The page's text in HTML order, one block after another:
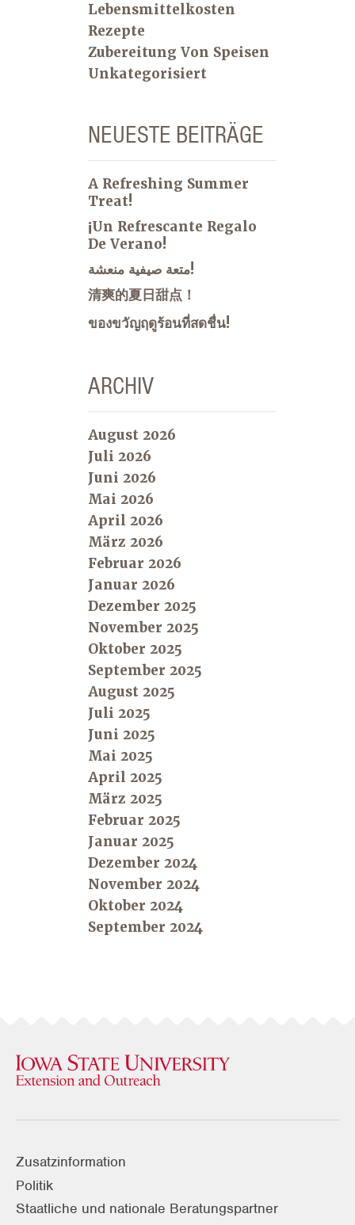
Lebensmittelkosten
Rezepte
Zubereitung Von Speisen
Unkategorisiert
NEUESTE BEITRÄGE
A Refreshing Summer
Treat!
¡Un Refrescante Regalo
De Verano!
متعة صيفية منعشة!
清爽的夏日甜点！
ของขวัญฤดูร้อนที่สดชื่น!
ARCHIV
August 2026
Juli 2026
Juni 2026
Mai 2026
April 2026
März 2026
Februar 2026
Januar 2026
Dezember 2025
November 2025
Oktober 2025
September 2025
August 2025
Juli 2025
Juni 2025
Mai 2025
April 2025
März 2025
Februar 2025
Januar 2025
Dezember 2024
November 2024
Oktober 2024
September 2024
Zusatzinformation
Politik
Staatliche und nationale Beratungspartner